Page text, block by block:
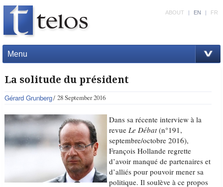
Menu
ABOUT | EN | FR
La solitude du président
Gérard Grunberg 28 September 2016
Dans sa récente interview à la
revueLe Débat(n°191,
septembre/octobre 2016),
François Hollande regrette
d’avoir manqué de partenaires et
d’alliés pour pouvoir mener sa
politique. Il soulève à ce propos